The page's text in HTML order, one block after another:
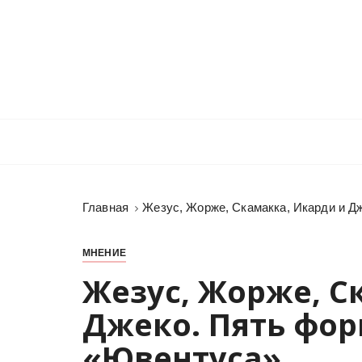
Главная Жезус, Жорже, Скамакка, Икарди и
МНЕНИЕ
Жезус, Жорже,
Джеко. Пять